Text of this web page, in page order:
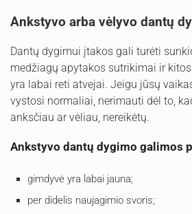
Ankstyvo arba vėlyvo dantų
Dantų dygimui įtakos gali turėti
medžiagų apytakos sutrikimai ir
yra labai reti atvejai. Jeigu jūsų
vystosi normaliai, nerimauti dėl to,
anksčiau ar vėliau, nereikėtų.
Ankstyvo dantų dygimo galimos
gimdyvė yra labai jauna;
per didelis naujagimio svoris;